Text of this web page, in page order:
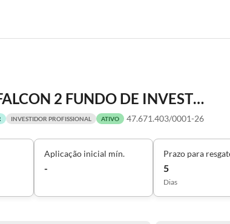
CLASSE ÚNICA DE COTAS DO FALCON 2 FUNDO DE INVESTIMENTO MULTIMERCADO - CRÉDITO PRIVADO RESPONSABILIDADE LIMITADA
INVESTIDOR PROFISSIONAL ATIVO 47.671.403/0001-26
Aplicação inicial mín.
-
Prazo para
5
Dias